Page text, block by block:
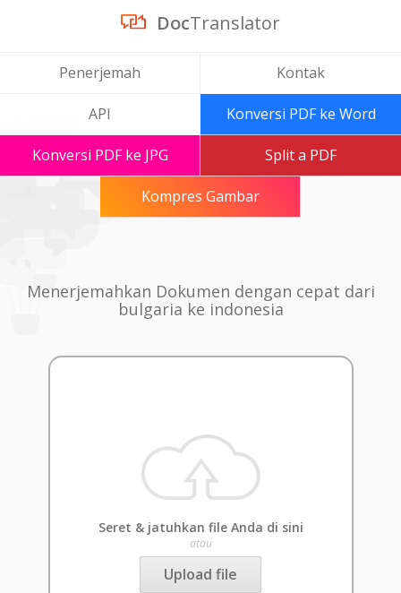
DocTranslator
Penerjemah Kontak
API Konversi PDF ke Word
Konversi PDF ke JPG Split a PDF
Kompres Gambar
Menerjemahkan Dokumen dengan cepat dari
bulgaria ke indonesia
Seret & jatuhkan file Anda di sini
atau
Upload file